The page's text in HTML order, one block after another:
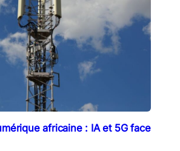
africaine : IA et 5G face